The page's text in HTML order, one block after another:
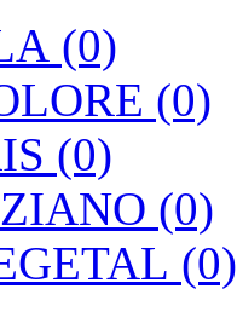
(0)
(0)
(0)
(0)
(0)